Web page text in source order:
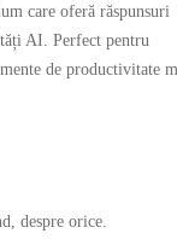
care oferă răspunsuri
AI. Perfect pentru
de productivitate
despre orice.